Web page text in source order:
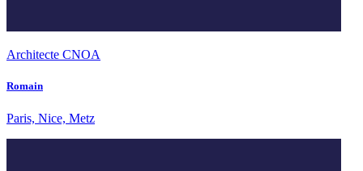
Architecte CNOA
Romain
Paris, Nice, Metz